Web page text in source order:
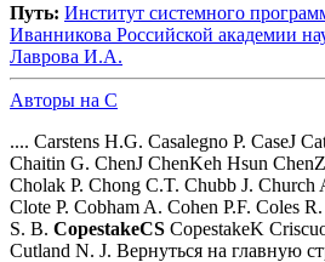
Путь: Институт системного
Иванникова Роcсийской академии
Лаврова И.А.
Авторы на C
.... Carstens H.G. Casalegno P. CaseJ
Chaitin G. ChenJ ChenKeh Hsun
Cholak P. Chong C.T. Chubb J. Church
Clote P. Cobham A. Cohen P.F. Coles
S. B. CopestakeCS CopestakeK
Cutland N. J. Вернуться на главную